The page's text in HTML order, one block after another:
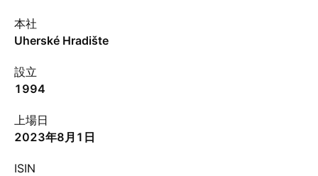
本社
Uherské Hradište
設立
1994
上場日
2023年8月1日
ISIN